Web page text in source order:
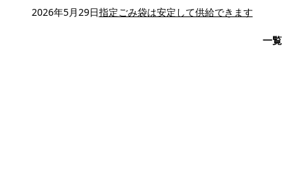
2026年5月29日指定ごみ袋は安定して供給できます
一覧